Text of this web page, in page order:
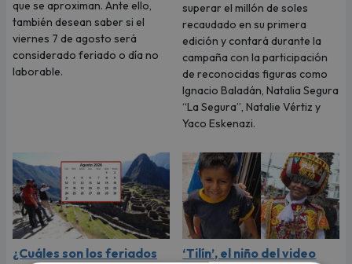
que se aproximan. Ante ello,
también desean saber si el
viernes 7 de agosto será
considerado feriado o día no
laborable.
superar el millón de soles
recaudado en su primera
edición y contará durante la
campaña con la participación
de reconocidas figuras como
Ignacio Baladán, Natalia Segura
“La Segura”, Natalie Vértiz y
Yaco Eskenazi.
¿Cuáles son los feriados
‘Tilín’, el niño del video